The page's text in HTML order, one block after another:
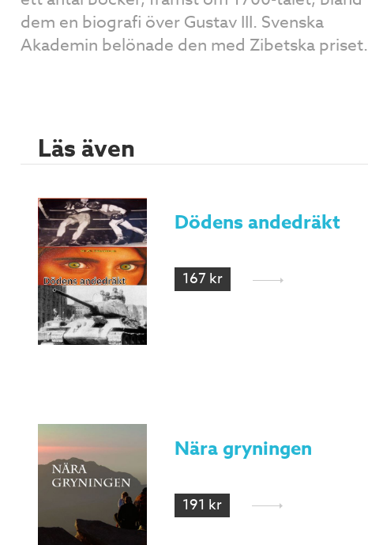
dem en biografi över Gustav III. Svenska
Akademin belönade den med Zibetska priset.
Läs även
Dödens andedräkt
167 kr
Nära gryningen
191 kr